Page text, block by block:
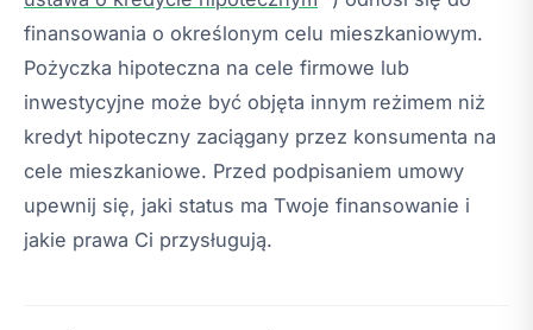
finansowania o określonym celu mieszkaniowym.
Pożyczka hipoteczna na cele firmowe lub
inwestycyjne może być objęta innym reżimem niż
kredyt hipoteczny zaciągany przez konsumenta na
cele mieszkaniowe. Przed podpisaniem umowy
upewnij się, jaki status ma Twoje finansowanie i
jakie prawa Ci przysługują.